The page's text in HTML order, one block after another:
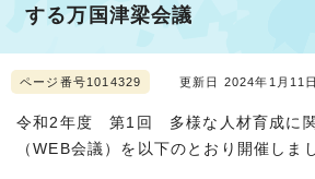
する万国津梁会議
ページ番号1014329 更新日 2024年1月11日
令和2年度 第1回 多様な人材育成に
（WEB会議）を以下のとおり開催しま